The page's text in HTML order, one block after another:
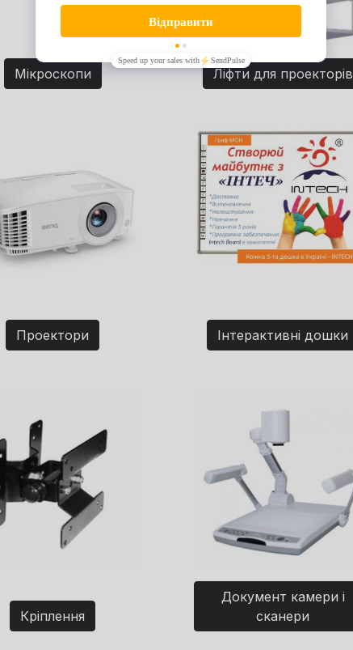
Мікроскопи Ліфти для проекторів
Проектори Інтерактивні дошки
Кріплення
Документ камери і
сканери